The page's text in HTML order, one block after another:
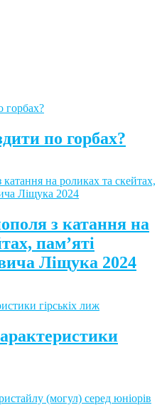
по горбах?
з катання на
пам’яті
Ліщука 2024